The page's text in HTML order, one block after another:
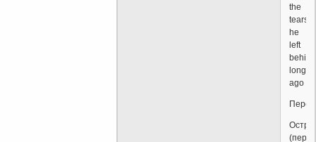
the
tears
he
left
behind
long
ago